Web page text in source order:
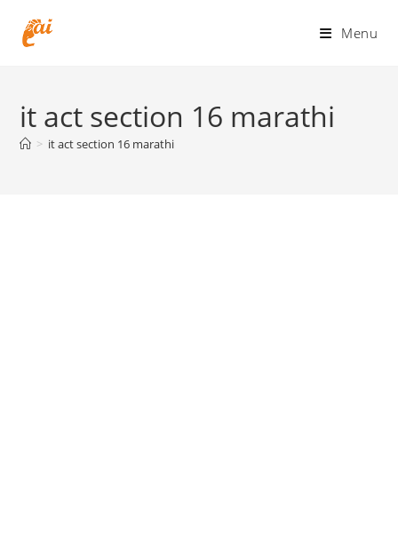
Menu
it act section 16 marathi
> it act section 16 marathi